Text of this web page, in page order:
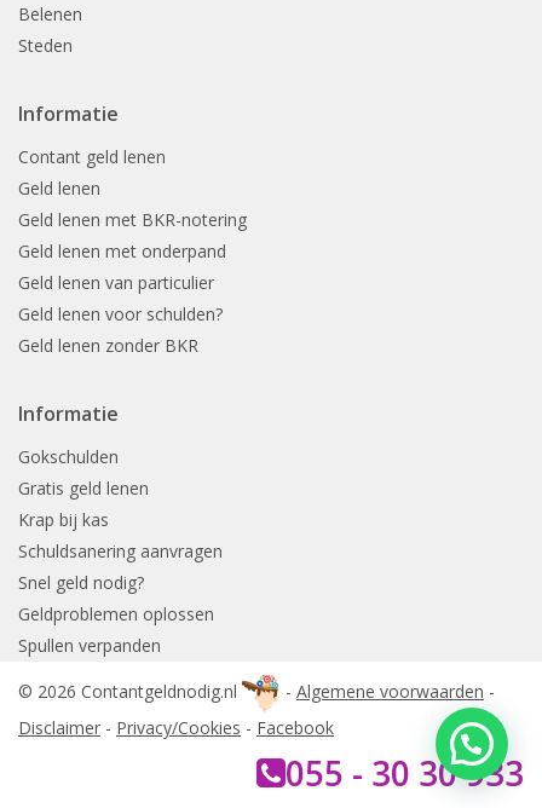
Belenen
Steden
Informatie
Contant geld lenen
Geld lenen
Geld lenen met BKR-notering
Geld lenen met onderpand
Geld lenen van particulier
Geld lenen voor schulden?
Geld lenen zonder BKR
Informatie
Gokschulden
Gratis geld lenen
Krap bij kas
Schuldsanering aanvragen
Snel geld nodig?
Geldproblemen oplossen
Spullen verpanden
© 2026 Contantgeldnodig.nl
- Algemene voorwaarden -
Disclaimer - Privacy/Cookies - Facebook
055 - 30 30 933